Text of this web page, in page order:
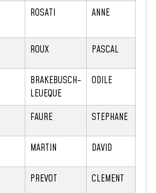
ROSATI ANNE
ROUX PASCAL
BRAKEBUSCH-
LEUEQUE
ODILE
FAURE STEPHANE
MARTIN DAVID
PREVOT CLEMENT